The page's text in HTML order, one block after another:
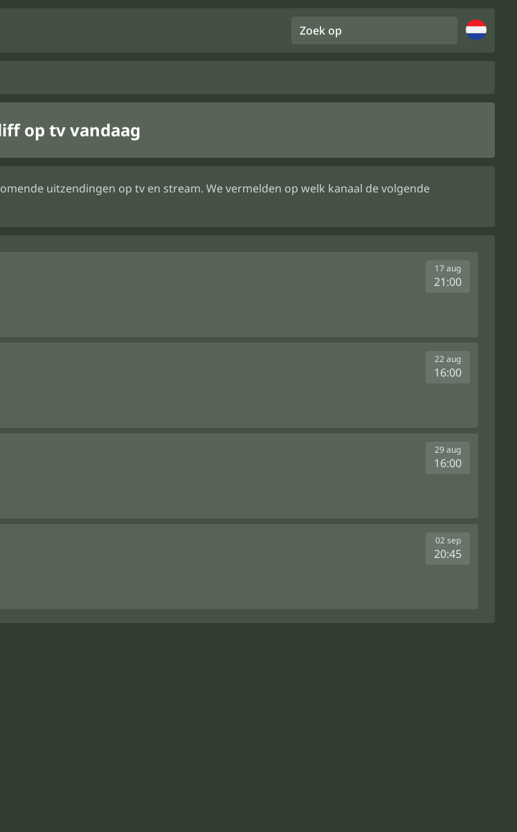
Zoek op
op tv vandaag
uitzendingen op tv en stream. We vermelden op welk kanaal de volgende
17 aug
21:00
22 aug
16:00
29 aug
16:00
02 sep
20:45